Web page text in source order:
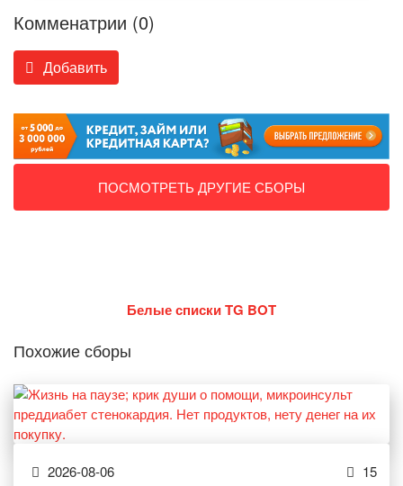
Комменатрии (0)
Добавить
ПОСМОТРЕТЬ ДРУГИЕ СБОРЫ
Белые списки TG BOT
Похожие сборы
2026-08-06 15